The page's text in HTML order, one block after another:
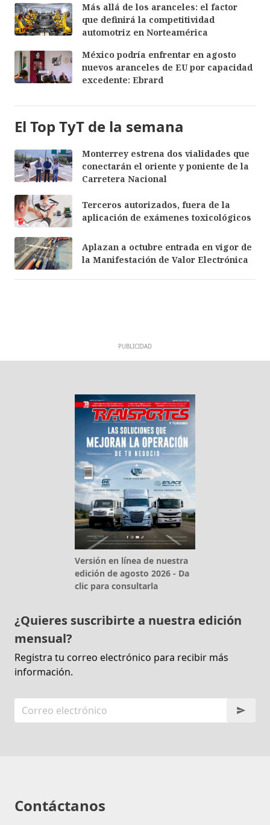
Más allá de los aranceles: el factor
que definirá la competitividad
automotriz en Norteamérica
México podría enfrentar en agosto
nuevos aranceles de EU por capacidad
excedente: Ebrard
El Top TyT de la semana
Monterrey estrena dos vialidades que
conectarán el oriente y poniente de la
Carretera Nacional
Terceros autorizados, fuera de la
aplicación de exámenes toxicológicos
Aplazan a octubre entrada en vigor de
la Manifestación de Valor Electrónica
PUBLICIDAD
Versión en línea de nuestra
edición de agosto 2026 - Da
clic para consultarla
¿Quieres suscribirte a nuestra edición
mensual?
Registra tu correo electrónico para recibir más
información.
Contáctanos